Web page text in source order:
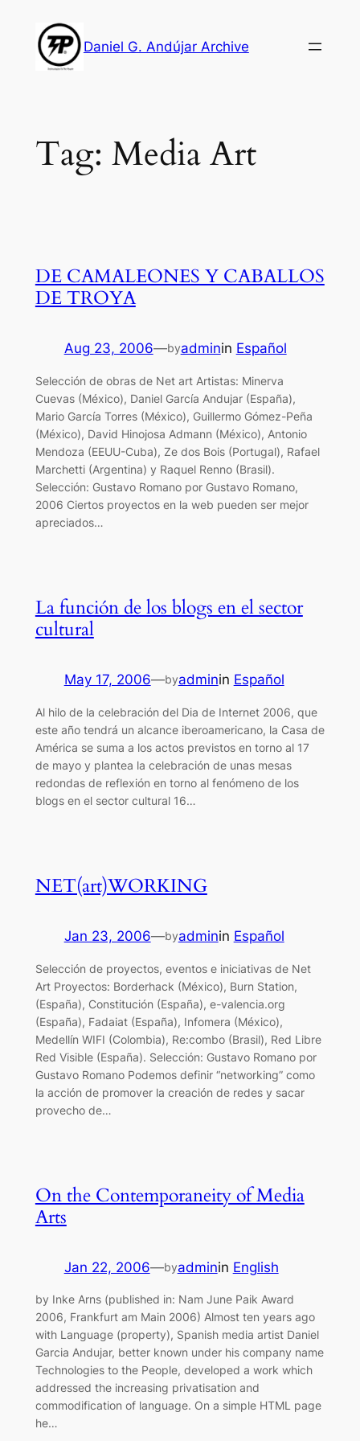
content
Daniel G. Andújar Archive
Tag: Media Art
DE CAMALEONES Y CABALLOS
DE TROYA
Aug 23, 2006—byadminin Español
Selección de obras de Net art Artistas: Minerva
Cuevas (México), Daniel García Andujar (España),
Mario García Torres (México), Guillermo Gómez-Peña
(México), David Hinojosa Admann (México), Antonio
Mendoza (EEUU-Cuba), Ze dos Bois (Portugal), Rafael
Marchetti (Argentina) y Raquel Renno (Brasil).
Selección: Gustavo Romano por Gustavo Romano,
2006 Ciertos proyectos en la web pueden ser mejor
apreciados…
La función de los blogs en el sector
cultural
May 17, 2006—byadminin Español
Al hilo de la celebración del Dia de Internet 2006, que
este año tendrá un alcance iberoamericano, la Casa de
América se suma a los actos previstos en torno al 17
de mayo y plantea la celebración de unas mesas
redondas de reflexión en torno al fenómeno de los
blogs en el sector cultural 16…
NET(art)WORKING
Jan 23, 2006—byadminin Español
Selección de proyectos, eventos e iniciativas de Net
Art Proyectos: Borderhack (México), Burn Station,
(España), Constitución (España), e-valencia.org
(España), Fadaiat (España), Infomera (México),
Medellín WIFI (Colombia), Re:combo (Brasil), Red Libre
Red Visible (España). Selección: Gustavo Romano por
Gustavo Romano Podemos definir “networking” como
la acción de promover la creación de redes y sacar
provecho de…
On the Contemporaneity of Media
Arts
Jan 22, 2006—byadminin English
by Inke Arns (published in: Nam June Paik Award
2006, Frankfurt am Main 2006) Almost ten years ago
with Language (property), Spanish media artist Daniel
Garcia Andujar, better known under his company name
Technologies to the People, developed a work which
addressed the increasing privatisation and
commodification of language. On a simple HTML page
he…